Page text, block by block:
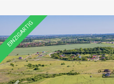
EINZIGARTIGPrevious